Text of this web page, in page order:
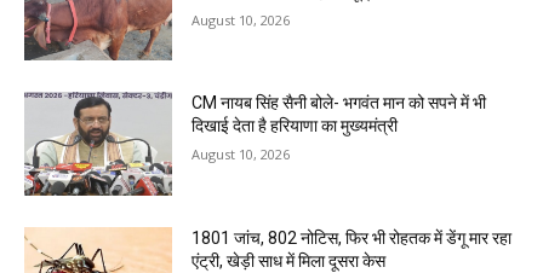
August 10, 2026
CM नायब सिंह सैनी बोले- भगवंत मान को सपने में भी
दिखाई देता है हरियाणा का मुख्यमंत्री
August 10, 2026
1801 जांच, 802 नोटिस, फिर भी रोहतक में डेंगू मार रहा
एंट्री, खेड़ी साध में मिला दूसरा केस